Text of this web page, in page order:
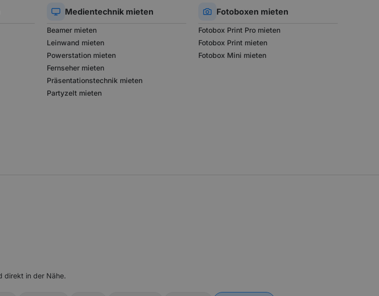
Medientechnik mieten
Beamer mieten
Leinwand mieten
Powerstation mieten
Fernseher mieten
Präsentationstechnik mieten
Partyzelt mieten
Fotoboxen mieten
Fotobox Print Pro mieten
Fotobox Print mieten
Fotobox Mini mieten
direkt in der Nähe.